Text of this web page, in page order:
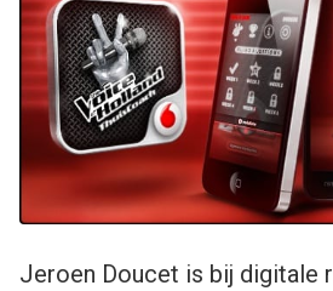
Jeroen Doucet is bij digitale